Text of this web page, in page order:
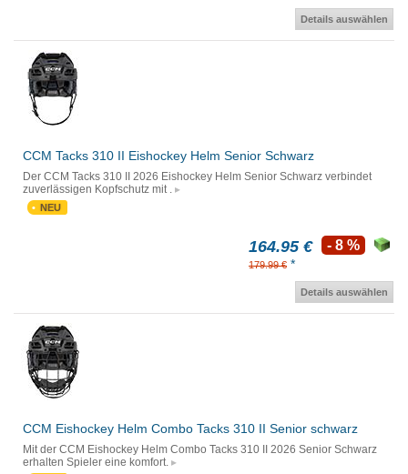
Details auswählen
CCM Tacks 310 II Eishockey Helm Senior Schwarz
Der CCM Tacks 310 II 2026 Eishockey Helm Senior Schwarz verbindet
zuverlässigen Kopfschutz mit .
NEU
164.95 €
179.99 € *
- 8 %
Details auswählen
CCM Eishockey Helm Combo Tacks 310 II Senior schwarz
Mit der CCM Eishockey Helm Combo Tacks 310 II 2026 Senior Schwarz
erhalten Spieler eine komfort.